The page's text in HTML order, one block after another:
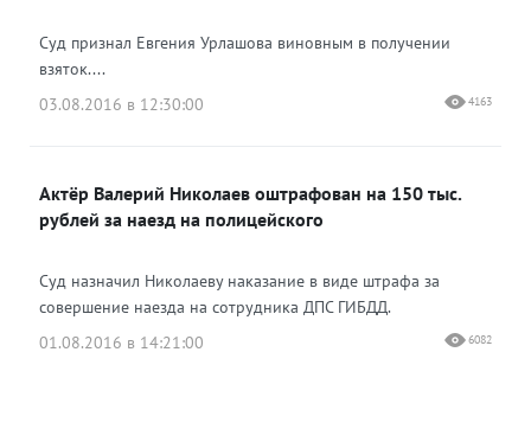
Суд признал Евгения Урлашова виновным в получении
взяток....
03.08.2016 в 12:30:00
4163
Актёр Валерий Николаев оштрафован на 150 тыс.
рублей за наезд на полицейского
Суд назначил Николаеву наказание в виде штрафа за
совершение наезда на сотрудника ДПС ГИБДД.
01.08.2016 в 14:21:00
6082